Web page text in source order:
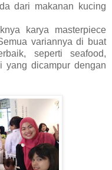
dari makanan kucing
karya masterpiece
variannya di buat
seperti seafood,
yang dicampur dengan